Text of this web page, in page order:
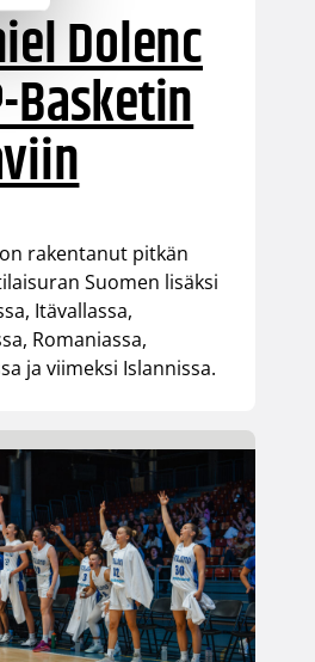
Dolenc
Basketin
rakentanut pitkän
Suomen lisäksi
Itävallassa,
Romaniassa,
ja viimeksi Islannissa.